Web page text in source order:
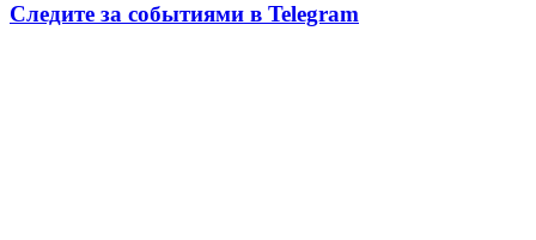
Следите за событиями в Telegram